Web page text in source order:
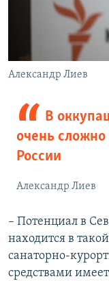
Александр Лиев
В
очень сложно
России
Александр Лиев
– Потенциал в
находится в
санаторно-
средствами